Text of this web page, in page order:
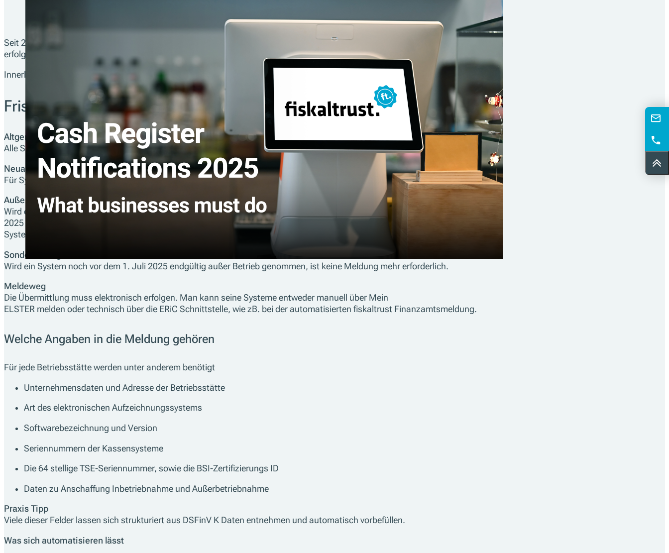
Seit 2025 müssen Unternehmen ihre elektronischen Aufzeichnungssysteme der Finanzverwaltung melden. Die Meldung
erfolgt je Betriebsstätte und umfasst stets alle Kassensysteme an diesem Standort.
Innerhalb einer Mitteilung gilt die Bruttomethode, das heißt alle Systeme der Betriebsstätte werden gemeinsam erfasst.
Fristen
Altgeräte bis 31. Juli 2025 melden
Alle Systeme, die vor dem 1. Juli 2025 angeschafft wurden, müssen spätestens bis 31. Juli 2025 gemeldet sein.
Neuanschaffungen ab 1. Juli 2025
Für Systeme, die ab dem 1. Juli 2025 angeschafft werden, gilt eine Frist von einem Monat nach Anschaffung.
Außerbetriebnahmen ab 1. Juli 2025
Wird ein System ab dem 1. Juli
2025 außer Betrieb genommen, ist die Abmeldung innerhalb eines Monats fällig. Voraussetzung ist, dass die Anschaffung des
Systems bereits gemeldet wurde.
Sonderfall Altgerät vor 1. Juli 2025 außer Betrieb
Wird ein System noch vor dem 1. Juli 2025 endgültig außer Betrieb genommen, ist keine Meldung mehr erforderlich.
Meldeweg
Die Übermittlung muss elektronisch erfolgen. Man kann seine Systeme entweder manuell über Mein
ELSTER melden oder technisch über die ERiC Schnittstelle, wie zB. bei der automatisierten fiskaltrust Finanzamtsmeldung.
Welche Angaben in die Meldung gehören
Für jede Betriebsstätte werden unter anderem benötigt
Unternehmensdaten und Adresse der Betriebsstätte
Art des elektronischen Aufzeichnungssystems
Softwarebezeichnung und Version
Seriennummern der Kassensysteme
Die 64 stellige TSE-Seriennummer, sowie die BSI-Zertifizierungs ID
Daten zu Anschaffung Inbetriebnahme und Außerbetriebnahme
Praxis Tipp
Viele dieser Felder lassen sich strukturiert aus DSFinV K Daten entnehmen und automatisch vorbefüllen.
Was sich automatisieren lässt